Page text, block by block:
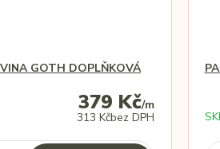
GOTH DOPLŇKOVÁ
379 Kč/m
313 Kčbez DPH